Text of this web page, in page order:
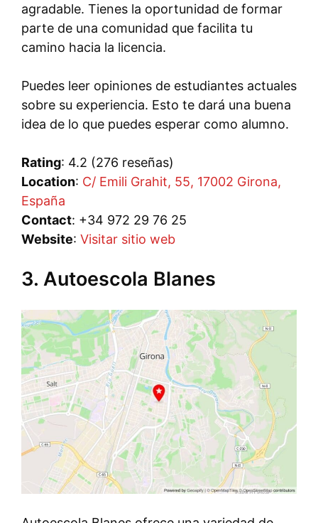
agradable. Tienes la oportunidad de formar
parte de una comunidad que facilita tu
camino hacia la licencia.
Puedes leer opiniones de estudiantes actuales
sobre su experiencia. Esto te dará una buena
idea de lo que puedes esperar como alumno.
Rating: 4.2 (276 reseñas)
Location: C/ Emili Grahit, 55, 17002 Girona,
España
Contact: +34 972 29 76 25
Website: Visitar sitio web
3. Autoescola Blanes